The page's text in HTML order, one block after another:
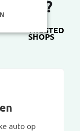
TRUSTED
SHOPS
auto op